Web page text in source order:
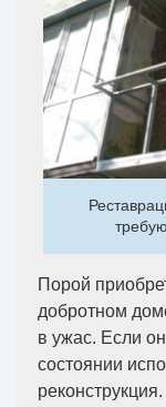
Порой
добротном
в ужас. Если
состоянии